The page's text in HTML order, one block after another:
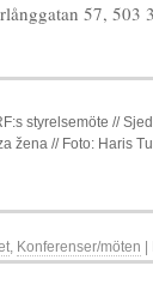
57, 503
styrelsemöte //
žena // Foto: Haris
, Konferenser/möten